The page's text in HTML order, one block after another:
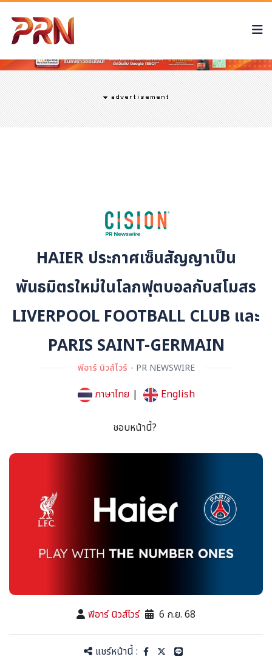
HAIER ประกาศเซ็นสัญญาเป็น
พันธมิตรใหม่ในโลกฟุตบอลกับสโมสร
LIVERPOOL FOOTBALL CLUB และ
PARIS SAINT-GERMAIN
พีอาร์ นิวส์ไวร์ PR NEWSWIRE
ภาษาไทย | English
ชอบหน้านี้?
พีอาร์ นิวส์ไวร์ 6 ก.ย. 68
แชร์หน้านี้ :